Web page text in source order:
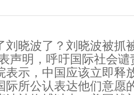
刘晓波了？刘晓波被抓
声明，呼吁国际社会
表示，中国应该立即释
际所公认表达他们意愿